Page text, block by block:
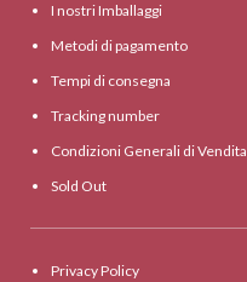
I nostri Imballaggi
Metodi di pagamento
Tempi di consegna
Tracking number
Condizioni Generali di Vendita
Sold Out
Privacy Policy